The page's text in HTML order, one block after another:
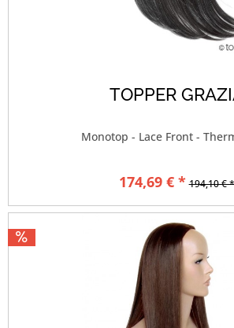
TOPPER
Monotop - Lace Front -
174,69 € * 194,10 € *